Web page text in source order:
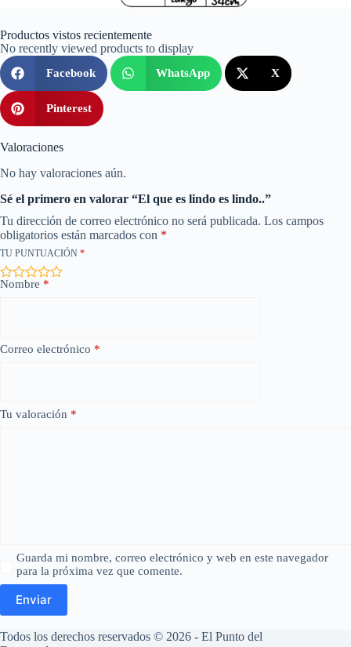
Productos vistos recientemente
No recently viewed products to display
Facebook WhatsApp X
Pinterest
Valoraciones
No hay valoraciones aún.
Sé el primero en valorar “El que es lindo es lindo..”
Tu dirección de correo electrónico no será publicada. Los campos
obligatorios están marcados con *
TU PUNTUACIÓN *
Nombre *
Correo electrónico *
Tu valoración *
Guarda mi nombre, correo electrónico y web en este navegador
para la próxima vez que comente.
Enviar
Todos los derechos reservados © 2026 - El Punto del